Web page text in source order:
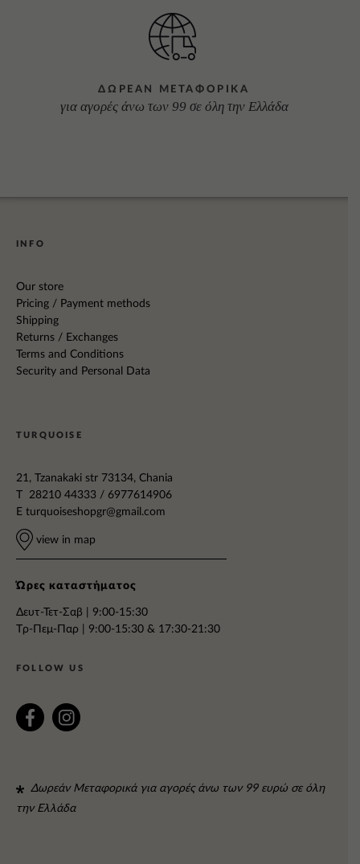
ΔΩΡΕΑΝ ΜΕΤΑΦΟΡΙΚΑ
για αγορές άνω των 99 σε όλη την Ελλάδα
INFO
Our store
Pricing / Payment methods
Shipping
Returns / Exchanges
Terms and Conditions
Security and Personal Data
TURQUOISE
21, Tzanakaki str 73134, Chania
T 28210 44333 / 6977614906
E turquoiseshopgr@gmail.com
view in map
Ώρες καταστήματος
Δευτ-Τετ-Σαβ | 9:00-15:30
Tρ-Πεμ-Παρ | 9:00-15:30 & 17:30-21:30
FOLLOW US
Δωρεάν Μεταφορικά για αγορές άνω των 99 ευρώ σε όλη
την Ελλάδα